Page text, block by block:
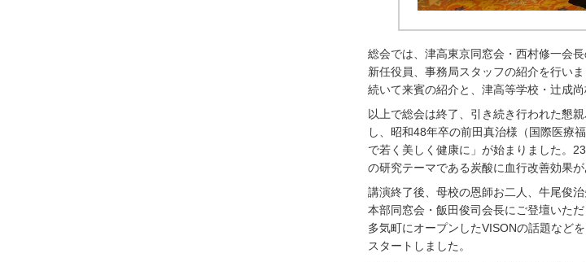
総会では、津高東京同窓会・西村修一会
新任役員、事務局スタッフの紹介を行いま
続いて来賓の紹介と、津高等学校・辻成
以上で総会は終了、引き続き行われた懇
し、昭和48年卒の前田真治様（国際医療
で若く美しく健康に」が始まりました。
の研究テーマである炭酸に血行改善効果
講演終了後、母校の恩師お二人、牛尾俊
本部同窓会・飯田俊司会長にご登壇いただ
多気町にオープンしたVISONの話題など
スタートしました。